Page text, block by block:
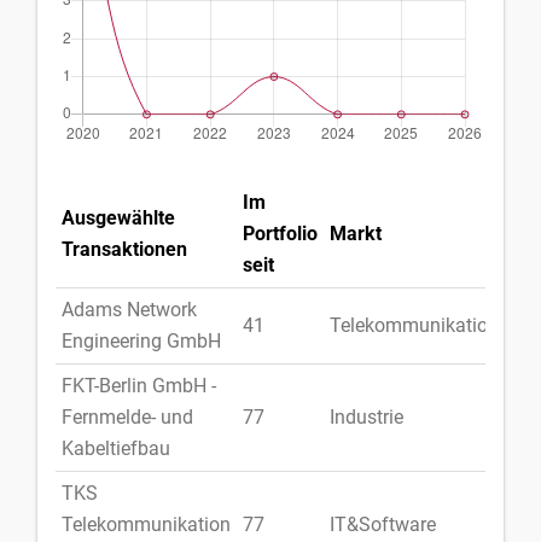
Ausgewählte
Transaktionen
Im
Portfolio
seit
Markt
Adams Network
Engineering GmbH
41 Telekommunikation
FKT-Berlin GmbH -
Fernmelde- und
Kabeltiefbau
77 Industrie
TKS
Telekommunikation 77 IT&Software